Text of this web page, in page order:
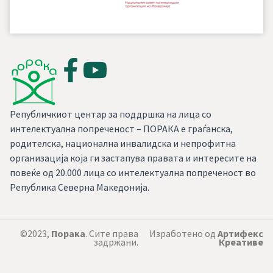
Републичкиот центар за поддршка на лица со
интелектуална попреченост – ПОРАКА е граѓанска,
родителска, национална инвалидска и непрофитна
организација која ги застапува правата и интересите на
повеќе од 20.000 лица со интелектуална попреченост во
Република Северна Македонија.
©2023, Порака. Сите права
задржани.
Изработено од Артифекс
Креативе